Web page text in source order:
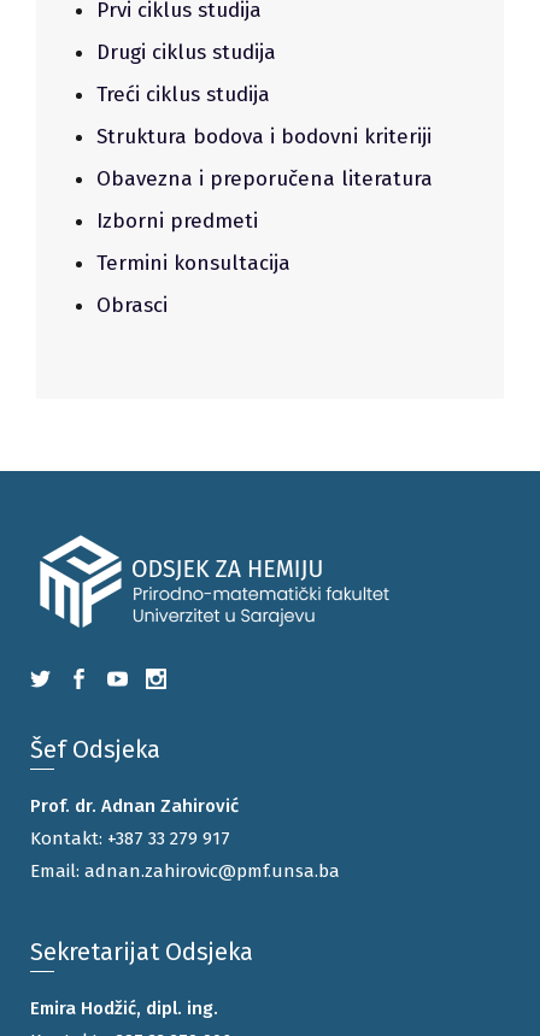
Prvi ciklus studija
Drugi ciklus studija
Treći ciklus studija
Struktura bodova i bodovni kriteriji
Obavezna i preporučena literatura
Izborni predmeti
Termini konsultacija
Obrasci
Šef Odsjeka
Prof. dr. Adnan Zahirović
Kontakt: +387 33 279 917
Email: adnan.zahirovic@pmf.unsa.ba
Sekretarijat Odsjeka
Emira Hodžić, dipl. ing.